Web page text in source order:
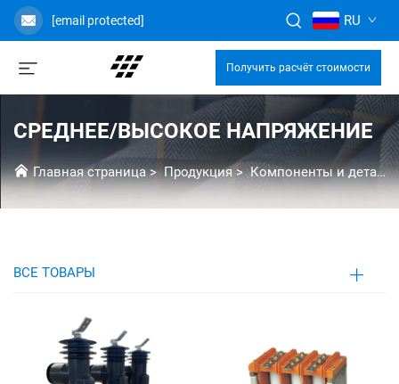
[email protected] RU
Получить расчёт стоимости
СРЕДНЕЕ/ВЫСОКОЕ НАПРЯЖЕНИЕ
Главная страница>Продукция>Компоненты и детали
ВСЕ ТОВАРЫ